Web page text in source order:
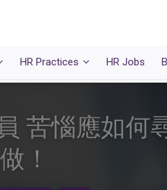
HR Practices HR Jobs
苦惱應如何
！